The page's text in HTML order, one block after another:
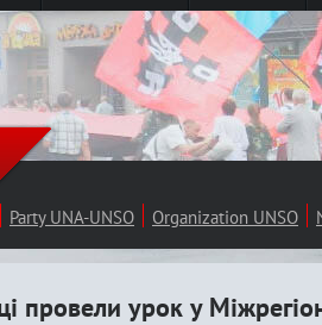
Party UNA-UNSO Organization UNSO
провели урок у